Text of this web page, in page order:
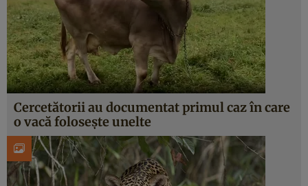
Cercetătorii au documentat primul caz în care
o vacă folosește unelte